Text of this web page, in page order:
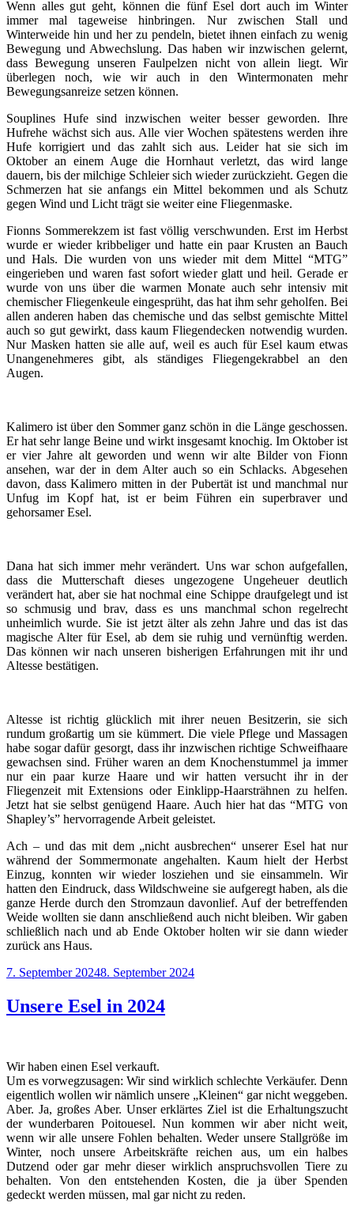
Wenn alles gut geht, können die fünf Esel dort auch im Winter
immer mal tageweise hinbringen. Nur zwischen Stall und
Winterweide hin und her zu pendeln, bietet ihnen einfach zu wenig
Bewegung und Abwechslung. Das haben wir inzwischen gelernt,
dass Bewegung unseren Faulpelzen nicht von allein liegt. Wir
überlegen noch, wie wir auch in den Wintermonaten mehr
Bewegungsanreize setzen können.
Souplines Hufe sind inzwischen weiter besser geworden. Ihre
Hufrehe wächst sich aus. Alle vier Wochen spätestens werden ihre
Hufe korrigiert und das zahlt sich aus. Leider hat sie sich im
Oktober an einem Auge die Hornhaut verletzt, das wird lange
dauern, bis der milchige Schleier sich wieder zurückzieht. Gegen die
Schmerzen hat sie anfangs ein Mittel bekommen und als Schutz
gegen Wind und Licht trägt sie weiter eine Fliegenmaske.
Fionns Sommerekzem ist fast völlig verschwunden. Erst im Herbst
wurde er wieder kribbeliger und hatte ein paar Krusten an Bauch
und Hals. Die wurden von uns wieder mit dem Mittel “MTG”
eingerieben und waren fast sofort wieder glatt und heil. Gerade er
wurde von uns über die warmen Monate auch sehr intensiv mit
chemischer Fliegenkeule eingesprüht, das hat ihm sehr geholfen. Bei
allen anderen haben das chemische und das selbst gemischte Mittel
auch so gut gewirkt, dass kaum Fliegendecken notwendig wurden.
Nur Masken hatten sie alle auf, weil es auch für Esel kaum etwas
Unangenehmeres gibt, als ständiges Fliegengekrabbel an den
Augen.
Kalimero ist über den Sommer ganz schön in die Länge geschossen.
Er hat sehr lange Beine und wirkt insgesamt knochig. Im Oktober ist
er vier Jahre alt geworden und wenn wir alte Bilder von Fionn
ansehen, war der in dem Alter auch so ein Schlacks. Abgesehen
davon, dass Kalimero mitten in der Pubertät ist und manchmal nur
Unfug im Kopf hat, ist er beim Führen ein superbraver und
gehorsamer Esel.
Dana hat sich immer mehr verändert. Uns war schon aufgefallen,
dass die Mutterschaft dieses ungezogene Ungeheuer deutlich
verändert hat, aber sie hat nochmal eine Schippe draufgelegt und ist
so schmusig und brav, dass es uns manchmal schon regelrecht
unheimlich wurde. Sie ist jetzt älter als zehn Jahre und das ist das
magische Alter für Esel, ab dem sie ruhig und vernünftig werden.
Das können wir nach unseren bisherigen Erfahrungen mit ihr und
Altesse bestätigen.
Altesse ist richtig glücklich mit ihrer neuen Besitzerin, sie sich
rundum großartig um sie kümmert. Die viele Pflege und Massagen
habe sogar dafür gesorgt, dass ihr inzwischen richtige Schweifhaare
gewachsen sind. Früher waren an dem Knochenstummel ja immer
nur ein paar kurze Haare und wir hatten versucht ihr in der
Fliegenzeit mit Extensions oder Einklipp-Haarsträhnen zu helfen.
Jetzt hat sie selbst genügend Haare. Auch hier hat das “MTG von
Shapley’s” hervorragende Arbeit geleistet.
Ach – und das mit dem „nicht ausbrechen“ unserer Esel hat nur
während der Sommermonate angehalten. Kaum hielt der Herbst
Einzug, konnten wir wieder losziehen und sie einsammeln. Wir
hatten den Eindruck, dass Wildschweine sie aufgeregt haben, als die
ganze Herde durch den Stromzaun davonlief. Auf der betreffenden
Weide wollten sie dann anschließend auch nicht bleiben. Wir gaben
schließlich nach und ab Ende Oktober holten wir sie dann wieder
zurück ans Haus.
Veröffentlicht
7. September 20248. September 2024
Unsere Esel in 2024
Wir haben einen Esel verkauft.
Um es vorwegzusagen: Wir sind wirklich schlechte Verkäufer. Denn
eigentlich wollen wir nämlich unsere „Kleinen“ gar nicht weggeben.
Aber. Ja, großes Aber. Unser erklärtes Ziel ist die Erhaltungszucht
der wunderbaren Poitouesel. Nun kommen wir aber nicht weit,
wenn wir alle unsere Fohlen behalten. Weder unsere Stallgröße im
Winter, noch unsere Arbeitskräfte reichen aus, um ein halbes
Dutzend oder gar mehr dieser wirklich anspruchsvollen Tiere zu
behalten. Von den entstehenden Kosten, die ja über Spenden
gedeckt werden müssen, mal gar nicht zu reden.